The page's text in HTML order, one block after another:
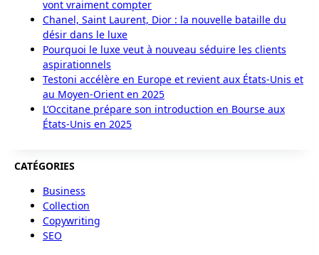
vont vraiment compter
Chanel, Saint Laurent, Dior : la nouvelle bataille du
désir dans le luxe
Pourquoi le luxe veut à nouveau séduire les clients
aspirationnels
Testoni accélère en Europe et revient aux États-Unis et
au Moyen-Orient en 2025
L’Occitane prépare son introduction en Bourse aux
États-Unis en 2025
CATÉGORIES
Business
Collection
Copywriting
SEO